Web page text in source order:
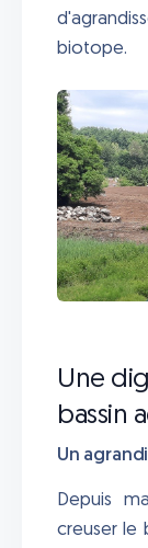
biotope.
Une
bassin
Un
Depuis
creuser le